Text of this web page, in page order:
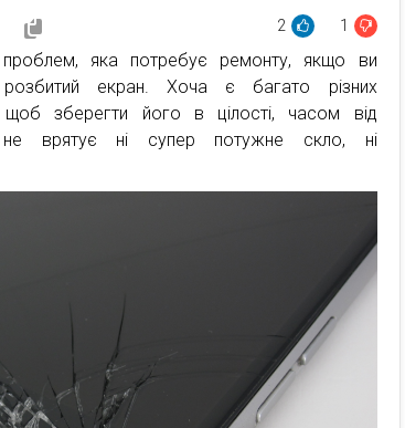
2 1
яка потребує ремонту, якщо ви
екран. Хоча є багато різних
зберегти його в цілості, часом від
не врятує ні супер потужне скло, ні